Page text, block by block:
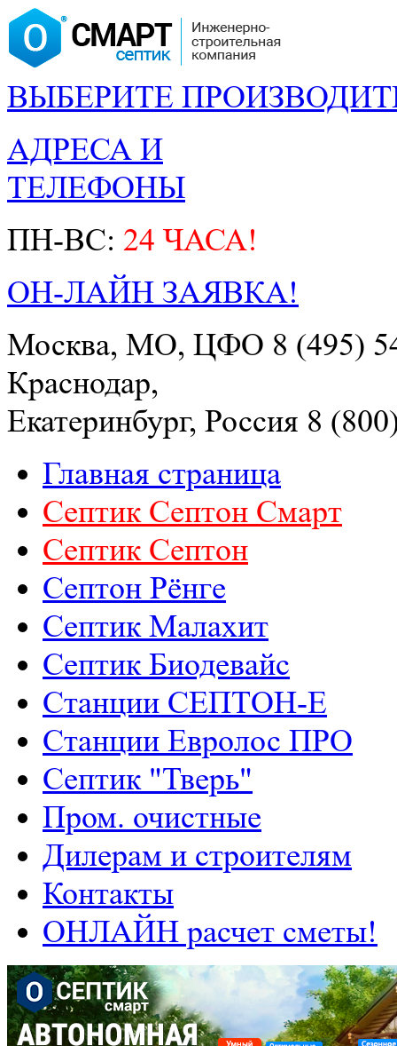
ВЫБЕРИТЕ
АДРЕСА И
ТЕЛЕФОНЫ
ПН-ВС: 24 ЧАСА!
ОН-ЛАЙН ЗАЯВКА!
Москва, МО, ЦФО 8 (495)
Краснодар,
Екатеринбург, Россия 8
Главная страница
Септик Септон Смарт
Септик Cептон
Септон Рёнге
Септик Малахит
Септик Биодевайс
Станции СЕПТОН-Е
Станции Евролос ПРО
Септик "Тверь"
Пром. очистные
Дилерам и строителям
Контакты
ОНЛАЙН расчет сметы!